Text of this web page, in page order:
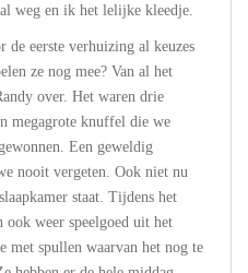
weg en ik het lelijke kleedje.
de eerste verhuizing al keuzes
ze nog mee? Van al het
over. Het waren drie
megagrote knuffel die we
Een geweldig
nooit vergeten. Ook niet nu
staat. Tijdens het
ook weer speelgoed uit het
spullen waarvan het nog te